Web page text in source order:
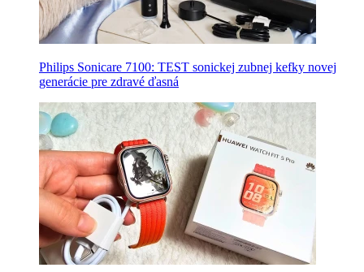
Philips Sonicare 7100: TEST sonickej zubnej kefky novej
generácie pre zdravé ďasná